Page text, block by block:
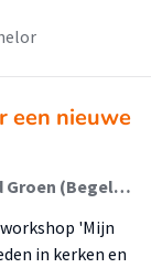
een nieuwe
Madelon Verwer-Ramp (Student); Eduard Groen (Begeleider)
'Mijn
in kerken en